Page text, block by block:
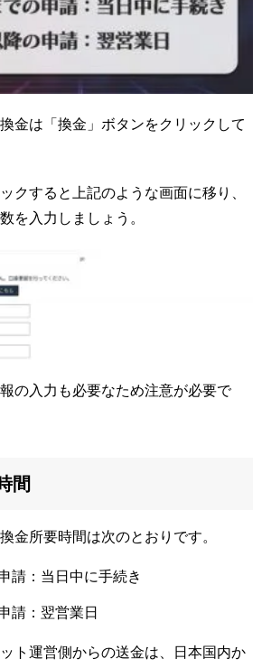
金は「換金」ボタンをクリックして
クすると上記のような画面に移り、
を入力しましょう。
の入力も必要なため注意が必要で
間
金所要時間は次のとおりです。
請：当日中に手続き
請：翌営業日
ト運営側からの送金は、日本国内か